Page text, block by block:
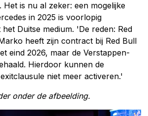
Het is nu al zeker: een mogelijke
in 2025 is voorlopig
Duitse medium. 'De reden: Red
heeft zijn contract bij Red Bull
eind 2026, maar de Verstappen-
Hierdoor kunnen de
niet meer activeren.'
onder de afbeelding.